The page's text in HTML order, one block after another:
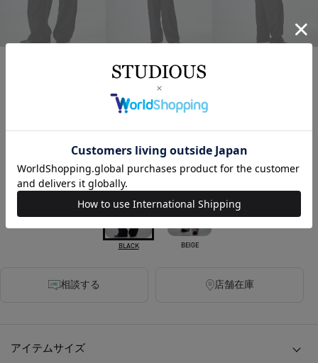
Maison MIHARA YASUHIRO
WOOLY TEXTURE EASY TROUSERS
￥41,800
カラー
BLACK BEIGE
相談する 店舗在庫
アイテムサイズ